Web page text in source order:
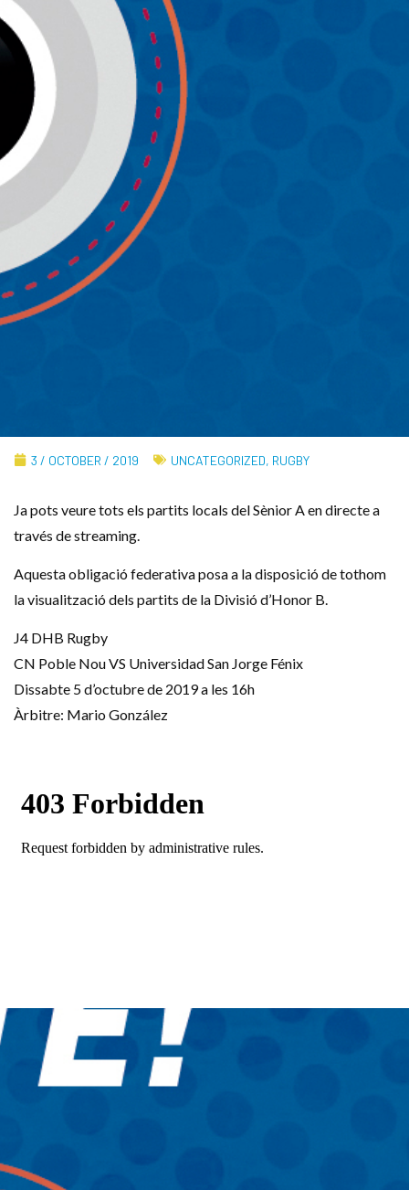
3 / OCTOBER / 2019 UNCATEGORIZED, RUGBY
Ja pots veure tots els partits locals del Sènior A en directe a
través de streaming.
Aquesta obligació federativa posa a la disposició de tothom
la visualització dels partits de la Divisió d’Honor B.
J4 DHB Rugby
CN Poble Nou VS Universidad San Jorge Fénix
Dissabte 5 d’octubre de 2019 a les 16h
Àrbitre: Mario González